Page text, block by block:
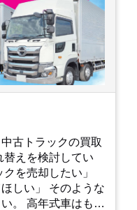
古トラックの買取
を売却したい」
のような
もち